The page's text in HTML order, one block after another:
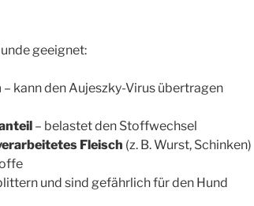
geeignet:
– kann den Aujeszky-Virus übertragen
– belastet den Stoffwechsel
Fleisch (z. B. Wurst, Schinken)
und sind gefährlich für den Hund